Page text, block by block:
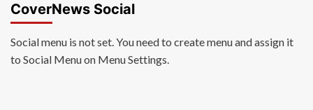
CoverNews Social
Social menu is not set. You need to create menu and assign it
to Social Menu on Menu Settings.